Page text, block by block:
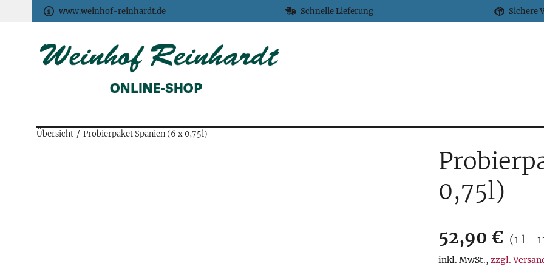
www.weinhof-reinhardt.de Schnelle Lieferung Sichere
Übersicht Probierpaket Spanien (6 x 0,75l)
0,75l)
52,90 € Preis
(1 l =
inkl. MwSt., zzgl.